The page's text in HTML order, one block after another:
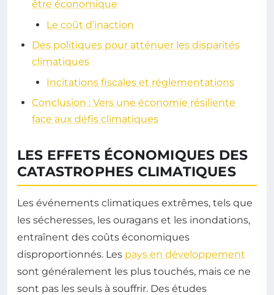
être économique
Le coût d’inaction
Des politiques pour atténuer les disparités
climatiques
Incitations fiscales et réglementations
Conclusion : Vers une économie résiliente
face aux défis climatiques
LES EFFETS ÉCONOMIQUES DES
CATASTROPHES CLIMATIQUES
Les événements climatiques extrêmes, tels que
les sécheresses, les ouragans et les inondations,
entraînent des coûts économiques
disproportionnés. Les pays en développement
sont généralement les plus touchés, mais ce ne
sont pas les seuls à souffrir. Des études